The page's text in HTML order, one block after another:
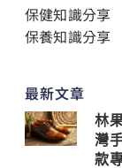
保健知識分享
保養知識分享
最新文章
林
灣
款